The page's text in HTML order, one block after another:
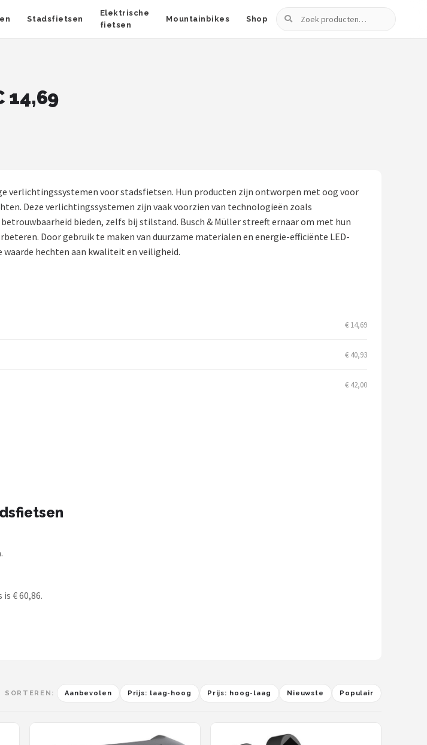
Stadsfietsen
Elektrische
fietsen
Mountainbikes Shop
Zoeken
14,69
verlichtingssystemen voor stadsfietsen. Hun producten zijn ontworpen met oog voor
Deze verlichtingssystemen zijn vaak voorzien van technologieën zoals
bieden, zelfs bij stilstand. Busch & Müller streeft ernaar om met hun
Door gebruik te maken van duurzame materialen en energie-efficiënte LED-
hechten aan kwaliteit en veiligheid.
€ 14,69
€ 40,93
€ 42,00
€ 60,86.
SORTEREN: Aanbevolen Prijs: laag-hoog Prijs: hoog-laag Nieuwste Populair